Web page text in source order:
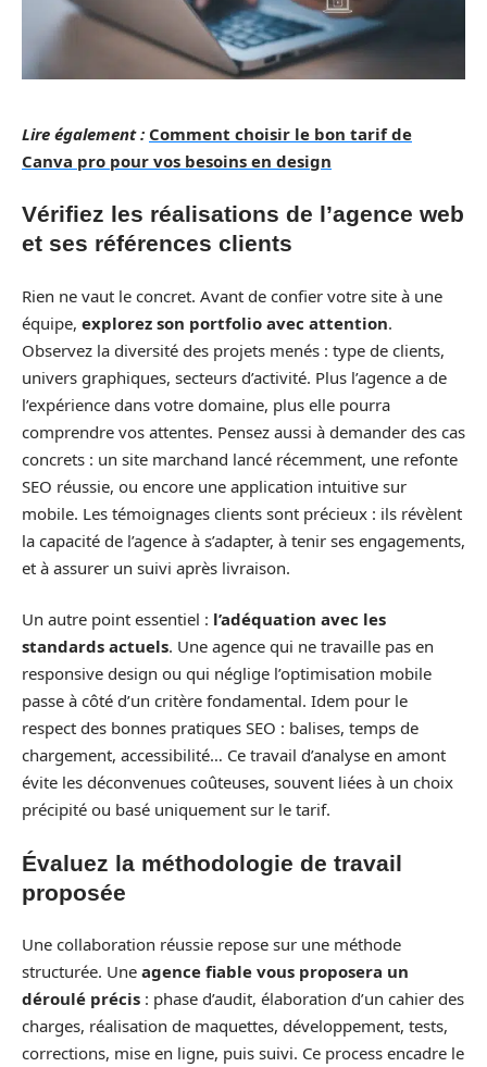
Lire également : Comment choisir le bon tarif de
Canva pro pour vos besoins en design
Vérifiez les réalisations de l’agence web
et ses références clients
Rien ne vaut le concret. Avant de confier votre site à une
équipe, explorez son portfolio avec attention.
Observez la diversité des projets menés : type de clients,
univers graphiques, secteurs d’activité. Plus l’agence a de
l’expérience dans votre domaine, plus elle pourra
comprendre vos attentes. Pensez aussi à demander des cas
concrets : un site marchand lancé récemment, une refonte
SEO réussie, ou encore une application intuitive sur
mobile. Les témoignages clients sont précieux : ils révèlent
la capacité de l’agence à s’adapter, à tenir ses engagements,
et à assurer un suivi après livraison.
Un autre point essentiel : l’adéquation avec les
standards actuels. Une agence qui ne travaille pas en
responsive design ou qui néglige l’optimisation mobile
passe à côté d’un critère fondamental. Idem pour le
respect des bonnes pratiques SEO : balises, temps de
chargement, accessibilité… Ce travail d’analyse en amont
évite les déconvenues coûteuses, souvent liées à un choix
précipité ou basé uniquement sur le tarif.
Évaluez la méthodologie de travail
proposée
Une collaboration réussie repose sur une méthode
structurée. Une agence fiable vous proposera un
déroulé précis : phase d’audit, élaboration d’un cahier des
charges, réalisation de maquettes, développement, tests,
corrections, mise en ligne, puis suivi. Ce process encadre le